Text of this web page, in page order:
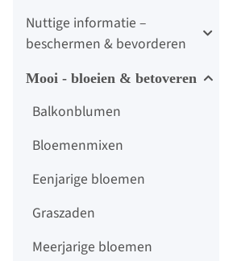
Nuttige informatie –
beschermen & bevorderen
Mooi - bloeien & betoveren
Balkonblumen
Bloemenmixen
Eenjarige bloemen
Graszaden
Meerjarige bloemen